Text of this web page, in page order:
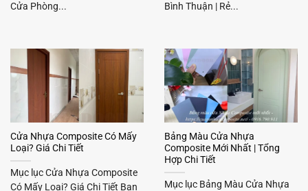
Cửa Phòng...
Bình Thuận | Rẻ...
Cửa Nhựa Composite Có Mấy
Loại? Giá Chi Tiết
Mục lục Cửa Nhựa Composite
Có Mấy Loại? Giá Chi Tiết Bạn
Bảng Màu Cửa Nhựa
Composite Mới Nhất | Tổng
Hợp Chi Tiết
Mục lục Bảng Màu Cửa Nhựa